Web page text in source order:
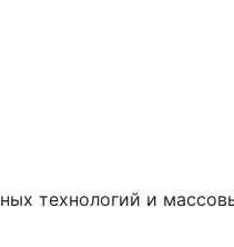
технологий и